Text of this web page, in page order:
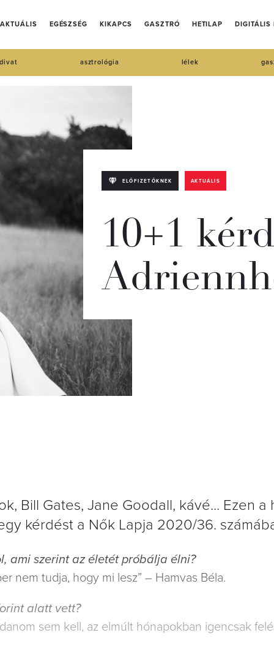
AKTUÁLIS EGÉSZSÉG KIKAPCS GASZTRÓ HETILAP DIGITÁLIS
divat asztrológia lélek
ELŐFIZETŐKNEK AKTUÁLIS
10+1
Bill Gates, Jane Goodall, kávé... Ezen a
kérdést a Nők Lapja 2020/36.
ami szerint az életét próbálja élni?
nem tudja, hogy mi lesz” – Hamvas Béla.
alatt vett?
sem kell, az elmúlt hónapokban igencsak